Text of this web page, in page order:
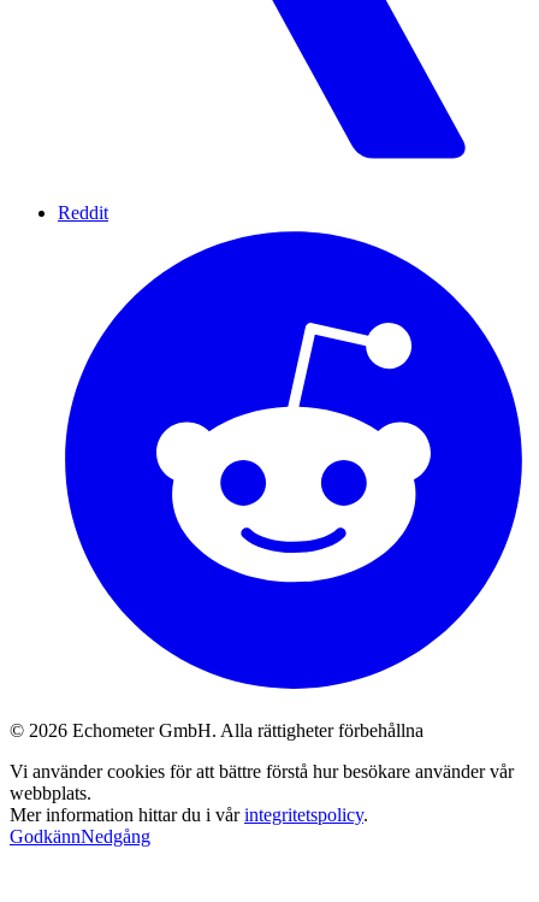
Reddit
© 2026 Echometer GmbH. Alla rättigheter förbehållna
Vi använder cookies för att bättre förstå hur besökare använder vår
webbplats.
Mer information hittar du i vårintegritetspolicy.
GodkännNedgång